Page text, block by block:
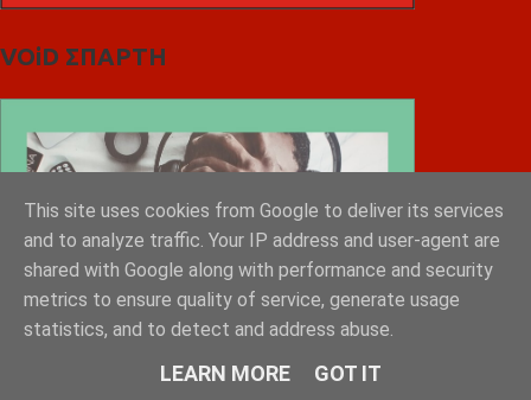
VOiD ΣΠΑΡΤΗ
This site uses cookies from Google to deliver its services
and to analyze traffic. Your IP address and user-agent are
shared with Google along with performance and security
metrics to ensure quality of service, generate usage
statistics, and to detect and address abuse.
LEARN MORE GOT IT